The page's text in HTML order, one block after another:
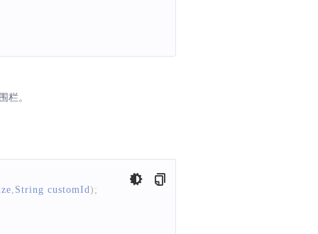
栏。
String customId) ;